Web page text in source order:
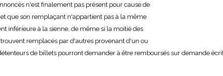
n'est finalement pas présent pour cause de
que son remplaçant n'appartient pas à la même
inférieure à la sienne, de même si la moitié des
remplacés par d'autres provenant d'un ou
de billets pourront demander à être remboursés sur demande